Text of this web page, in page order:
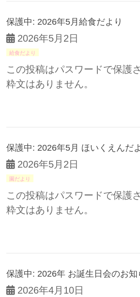
保護中: 2026年5月給食だより
2026年5月2日
給食だより
この投稿はパスワードで保護
粋文はありません。
保護中: 2026年5月 ほいくえんだ
2026年5月2日
園だより
この投稿はパスワードで保護
粋文はありません。
保護中: 2026年 お誕生日会のお知
2026年4月10日